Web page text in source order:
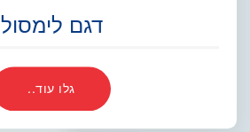
דגם לימסול
גלו עוד..